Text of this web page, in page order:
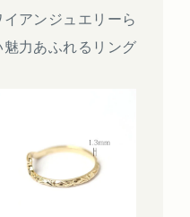
アンジュエリーら
力あふれるリング